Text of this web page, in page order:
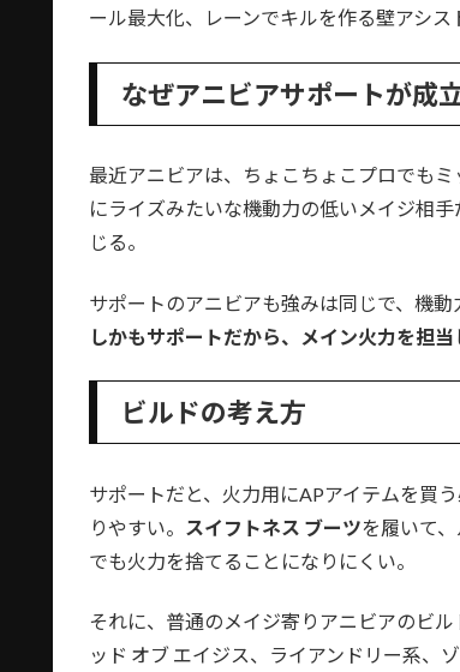
ール最大化、レーンでキルを作る壁アシ
なぜアニビアサポートが成
最近アニビアは、ちょこちょこプロでもミ
にライズみたいな機動力の低いメイジ相
じる。
サポートのアニビアも強みは同じで、機
しかもサポートだから、メイン火力を担当
ビルドの考え方
サポートだと、火力用にAPアイテムを買
りやすい。 スイフトネス ブーツを履いて
でも火力を捨てることになりにくい。
それに、普通のメイジ寄りアニビアのビ
ッド オブ エイジス、ライアンドリー系、